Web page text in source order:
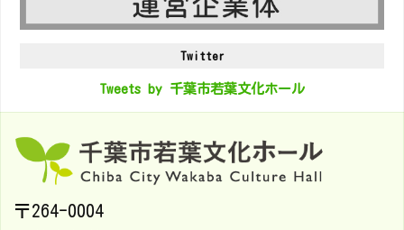
Twitter
Tweets by 千葉市若葉文化ホール
〒264-0004